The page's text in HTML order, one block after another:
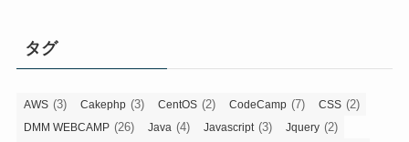
タグ
AWS (3) Cakephp (3) CentOS (2) CodeCamp (7) CSS (2)
DMM WEBCAMP (26) Java (4) Javascript(3) Jquery (2)